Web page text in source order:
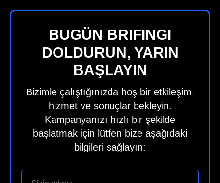
BUGÜN BRIFINGI
DOLDURUN, YARIN
BAŞLAYIN
Bizimle çalıştığınızda hoş bir etkileşim,
hizmet ve sonuçlar bekleyin.
Kampanyanızı hızlı bir şekilde
başlatmak için lütfen bize aşağıdaki
bilgileri sağlayın: